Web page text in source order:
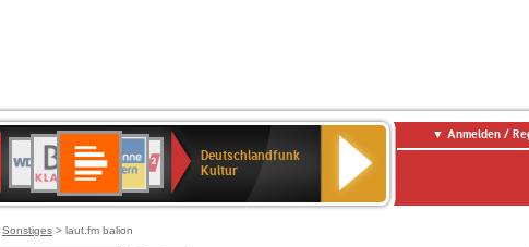
Deutschlandfunk
80er
90er
OLDIE
ANTENNE
SWR3
4
BR-
KLASSIK
Deutschlandfunk
Kultur
ANTENNE
BAYERN
SWR
Kultur
NDR
2
Deutschlandfunk
Kultur
Anmelden /
Sonstiges > laut.fm balion